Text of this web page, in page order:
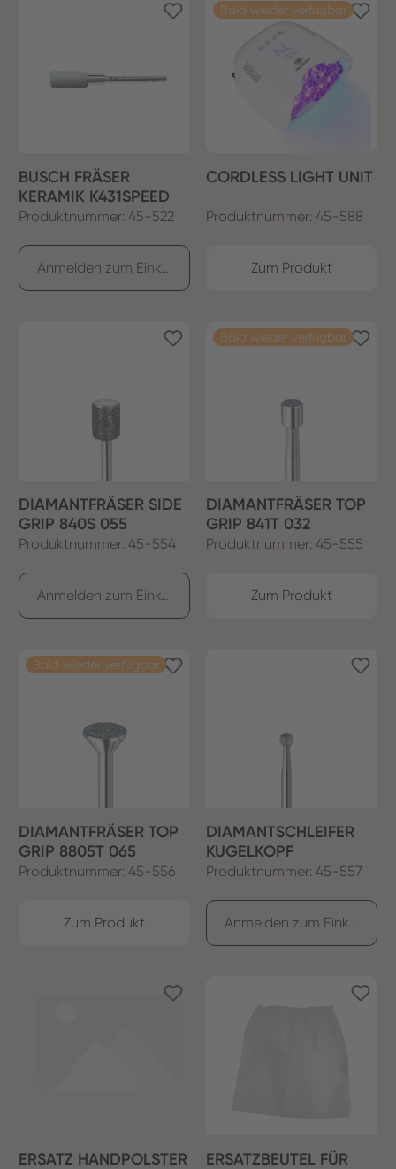
BUSCH FRÄSER
KERAMIK K431SPEED
Produktnummer: 45-522
Bald wieder verfügbar
CORDLESS LIGHT UNIT
Produktnummer: 45-588
Zum Produkt
DIAMANTFRÄSER SIDE
GRIP 840S 055
Produktnummer: 45-554
Bald wieder verfügbar
DIAMANTFRÄSER TOP
GRIP 841T 032
Produktnummer: 45-555
Zum Produkt
Bald wieder verfügbar
DIAMANTFRÄSER TOP
GRIP 8805T 065
Produktnummer: 45-556
Zum Produkt
DIAMANTSCHLEIFER
KUGELKOPF
Produktnummer: 45-557
ERSATZ HANDPOLSTER
ERSATZBEUTEL FÜR